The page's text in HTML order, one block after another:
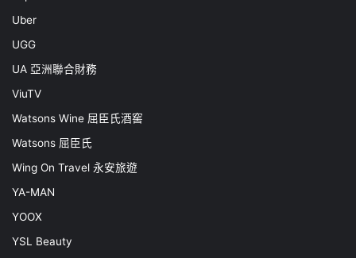
Uber
UGG
UA 亞洲聯合財務
ViuTV
Watsons Wine 屈臣氏酒窖
Watsons 屈臣氏
Wing On Travel 永安旅遊
YA-MAN
YOOX
YSL Beauty